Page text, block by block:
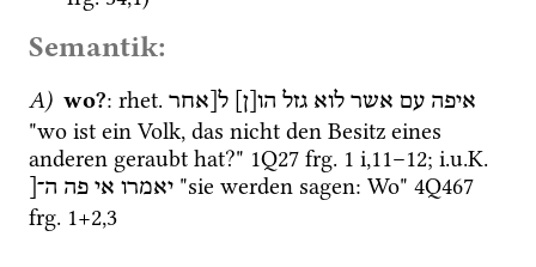
Semantik:
A) wo?: rhet. איפה עם אשר לוא גזל הו[ן] ל[אחר
"wo ist ein Volk, das nicht den Besitz eines
anderen geraubt hat?" 1Q27 frg. 1 i,11–12; i.u.K.
יאמרו אי פה ה־[ "sie werden sagen: Wo" 4Q467
frg. 1+2,3